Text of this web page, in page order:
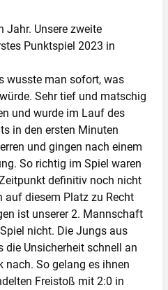
Jahr. Unsere zweite
Punktspiel 2023 in
wusste man sofort, was
Sehr tief und matschig
und wurde im Lauf des
in den ersten Minuten
und gingen nach einem
So richtig im Spiel waren
definitiv noch nicht
auf diesem Platz zu Recht
ist unserer 2. Mannschaft
nicht. Die Jungs aus
die Unsicherheit schnell an
nach. So gelang es ihnen
Freistoß mit 2:0 in